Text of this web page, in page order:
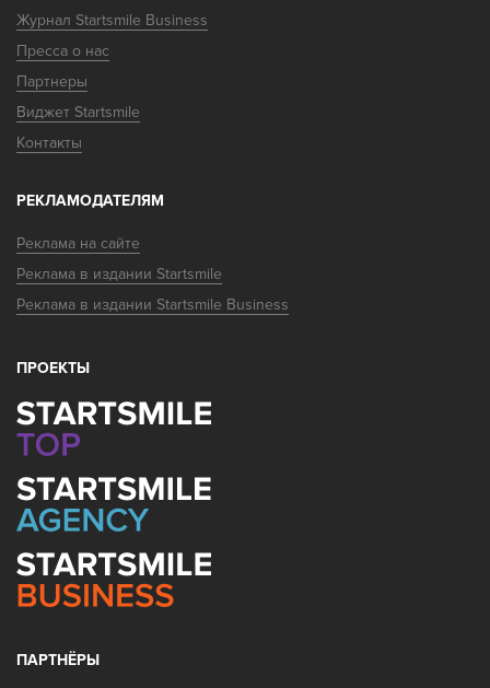
Журнал Startsmile Business
Пресса о нас
Партнеры
Виджет Startsmile
Контакты
РЕКЛАМОДАТЕЛЯМ
Реклама на сайте
Реклама в издании Startsmile
Реклама в издании Startsmile Business
ПРОЕКТЫ
ПАРТНЁРЫ